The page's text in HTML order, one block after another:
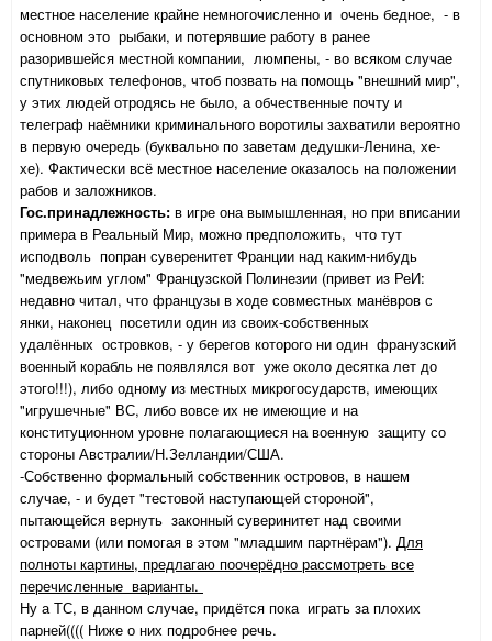
местное население крайне немногочисленно и очень бедное, - в
основном это рыбаки, и потерявшие работу в ранее
разорившейся местной компании, люмпены, - во всяком случае
спутниковых телефонов, чтоб позвать на помощь "внешний мир",
у этих людей отродясь не было, а обчественные почту и
телеграф наёмники криминального воротилы захватили вероятно
в первую очередь (буквально по заветам дедушки-Ленина, хе-
хе). Фактически всё местное население оказалось на положении
рабов и заложников.
Гос.принадлежность: в игре она вымышленная, но при вписании
примера в Реальный Мир, можно предположить, что тут
исподволь попран суверенитет Франции над каким-нибудь
"медвежьим углом" Французской Полинезии (привет из РеИ:
недавно читал, что французы в ходе совместных манёвров с
янки, наконец посетили один из своих-собственных
удалённых островков, - у берегов которого ни один франузский
военный корабль не появлялся вот уже около десятка лет до
этого!!!), либо одному из местных микрогосударств, имеющих
"игрушечные" ВС, либо вовсе их не имеющие и на
конституционном уровне полагающиеся на военную защиту со
стороны Австралии/Н.Зелландии/США.
-Собственно формальный собственник островов, в нашем
случае, - и будет "тестовой наступающей стороной",
пытающейся вернуть законный суверинитет над своими
островами (или помогая в этом "младшим партнёрам"). Для
полноты картины, предлагаю поочерёдно рассмотреть все
перечисленные варианты.
Ну а ТС, в данном случае, придётся пока играть за плохих
парней(((( Ниже о них подробнее речь.